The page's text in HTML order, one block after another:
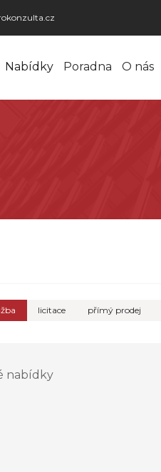
Nabídky Poradna O nás
licitace přímý prodej
nabídky